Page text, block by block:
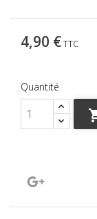
4,90 €TTC
Quantité